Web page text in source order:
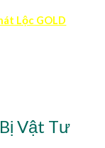
Lộc GOLD
Vật Tư